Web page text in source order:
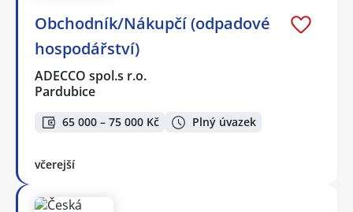
Obchodník/Nákupčí (odpadové
hospodářství)
ADECCO spol.s r.o.
Pardubice
65 000 – 75 000 Kč Plný úvazek
včerejší